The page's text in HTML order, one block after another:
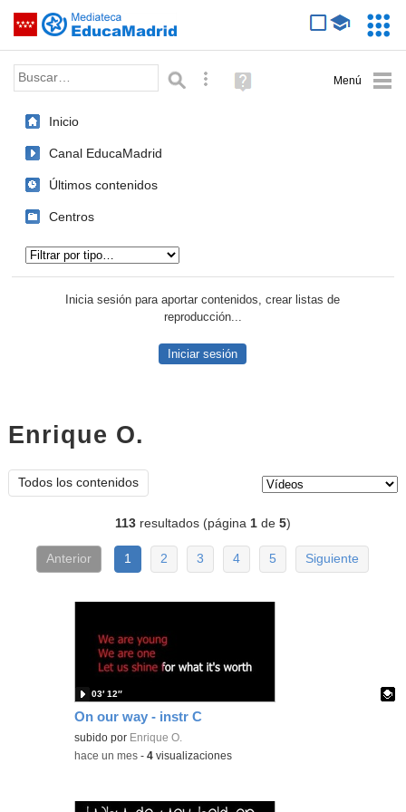
Saltar navegación
Palabra o frase: Búsqueda avanzada
Ayuda
(en
Inicio
Canal EducaMadrid
Últimos contenidos
Centros
Inicia sesión para aportar contenidos, crear listas de
reproducción...
Iniciar sesión
Enrique O.
Todos los contenidos
113resultados (página 1de 5)
Anterior 1 2 3 4 5 Siguiente
On our way - instr C
Contenido educativo.
subido por Enrique O.
03′ 12″
-hace un mes -4 visualizaciones